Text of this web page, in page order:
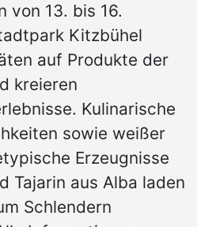
von 13. bis 16.
Kitzbühel
auf Produkte der
kreieren
Kulinarische
sowie weißer
Erzeugnisse
Tajarin aus Alba laden
Schlendern